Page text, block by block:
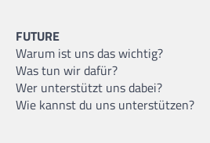
FUTURE
Warum ist uns das wichtig?
Was tun wir dafür?
Wer unterstützt uns dabei?
Wie kannst du uns unterstützen?